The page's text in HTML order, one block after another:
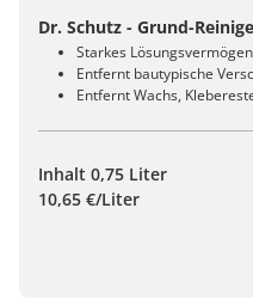
Dr. Schutz - Grund-
Starkes Lösungsvermögen
Entfernt bautypische
Entfernt Wachs,
Inhalt 0,75 Liter
10,65 €/Liter